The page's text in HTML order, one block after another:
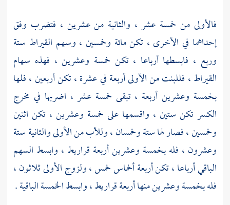
فالأولى من خمسة عشر ، والثانية من عشرين ، فتضرب وفق
إحداهما في الأخرى ، تكن مائة وخمسين ، وسهم القيراط ستة
وربع ، فابسطها أرباعا ، تكن خمسة وعشرين ، فهذه سهام
القيراط ، فللبنت من الأولى أربعة في عشرة ، تكن أربعين ، فلها
بخمسة وعشرين أربعة ، تبقى خمسة عشر ، اضربها في مخرج
الكسر تكن ستين ، واقسمها على خمسة وعشرين ، تكن اثنين
وخمسين ، فصار لها ستة وخمسان ، وللأب من الأولى والثانية ستة
وعشرون ، فله بخمسة وعشرين أربعة قراريط ، وابسط السهم
الباقي أرباعا ، تكن أربعة أخماس خمس ، ولزوج الأولى ثلاثون ،
فله بخمسة وعشرين منها أربعة قراريط ، وابسط الخمسة الباقية .